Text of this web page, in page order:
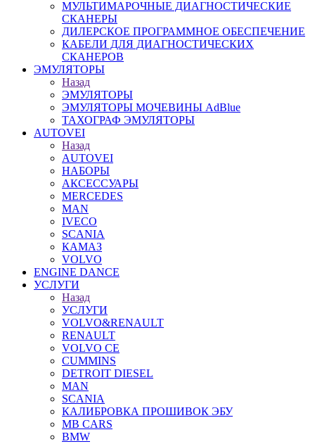
МУЛЬТИМАРОЧНЫЕ ДИАГНОСТИЧЕСКИЕ
СКАНЕРЫ
ДИЛЕРСКОЕ ПРОГРАММНОЕ ОБЕСПЕЧЕНИЕ
КАБЕЛИ ДЛЯ ДИАГНОСТИЧЕСКИХ
СКАНЕРОВ
ЭМУЛЯТОРЫ
Назад
ЭМУЛЯТОРЫ
ЭМУЛЯТОРЫ МОЧЕВИНЫ АdBlue
ТАХОГРАФ ЭМУЛЯТОРЫ
AUTOVEI
Назад
AUTOVEI
НАБОРЫ
АКСЕССУАРЫ
MERCEDES
MAN
IVECO
SCANIA
КАМАЗ
VOLVO
ENGINE DANCE
УСЛУГИ
Назад
УСЛУГИ
VOLVO&RENAULT
RENAULT
VOLVO CE
CUMMINS
DETROIT DIESEL
MAN
SCANIA
КАЛИБРОВКА ПРОШИВОК ЭБУ
MB CARS
BMW